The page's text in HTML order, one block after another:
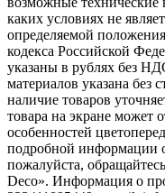
каких условиях не
определяемой
кодекса Российской
указаны в рублях без
материалов указана без
наличие товаров
товара на экране может
особенностей
подробной информации
пожалуйста,
Deco». Информация о